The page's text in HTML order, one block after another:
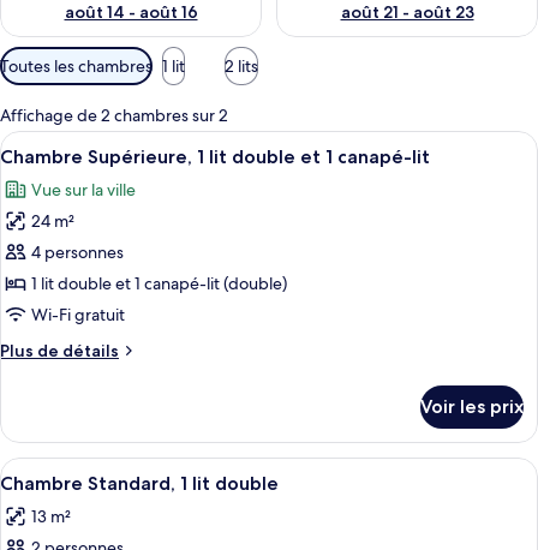
août 14 - août 16
août 21 - août 23
Filtres
disponibles
pour
les
chambres
Toutes les chambres 1 lit 2 lits
Affichage de 2 chambres sur 2
Afficher
toutes
les
photos
pour
ce
type
chambre :
lit
double
et
Une chambre d’hôtel moderne
11
Chambre Supérieure, 1 lit double et 1 canapé-lit
Vue sur la ville
24 m²
4 personnes
1 lit double et 1 canapé-lit (double)
Wi-Fi gratuit
Plus de détails
Plus
le
type
de
Chambre
Supérieure,
Voir les prix
Afficher
toutes
les
Une chambre d’hôtel avec un lit, un
9
Chambre Standard, 1 lit double
13 m²